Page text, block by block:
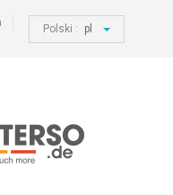
Polski : pl